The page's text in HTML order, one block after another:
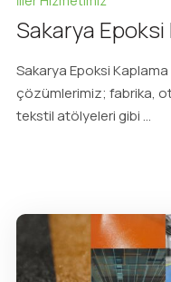
Sakarya
Sakarya Epoksi
çözümlerimiz; fabrika,
tekstil atölyeleri gibi ...